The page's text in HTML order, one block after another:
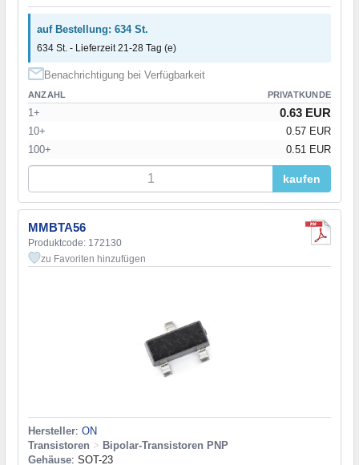
auf Bestellung: 634 St.
634 St. - Lieferzeit 21-28 Tag (e)
Benachrichtigung bei Verfügbarkeit
ANZAHL PRIVATKUNDE
1+ 0.63 EUR
10+
0.57 EUR
100+
0.51 EUR
kaufen
MMBTA56
Produktcode: 172130
zu Favoriten hinzufügen
Hersteller: ON
Transistoren > Bipolar-Transistoren PNP
Gehäuse: SOT-23